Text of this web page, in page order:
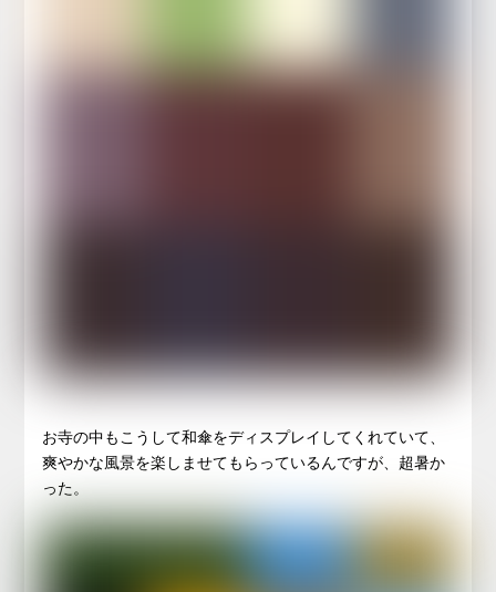
お寺の中もこうして和傘をディスプレイしてくれていて、
爽やかな風景を楽しませてもらっているんですが、超暑か
った。